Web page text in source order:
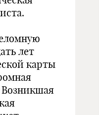
лет
карты